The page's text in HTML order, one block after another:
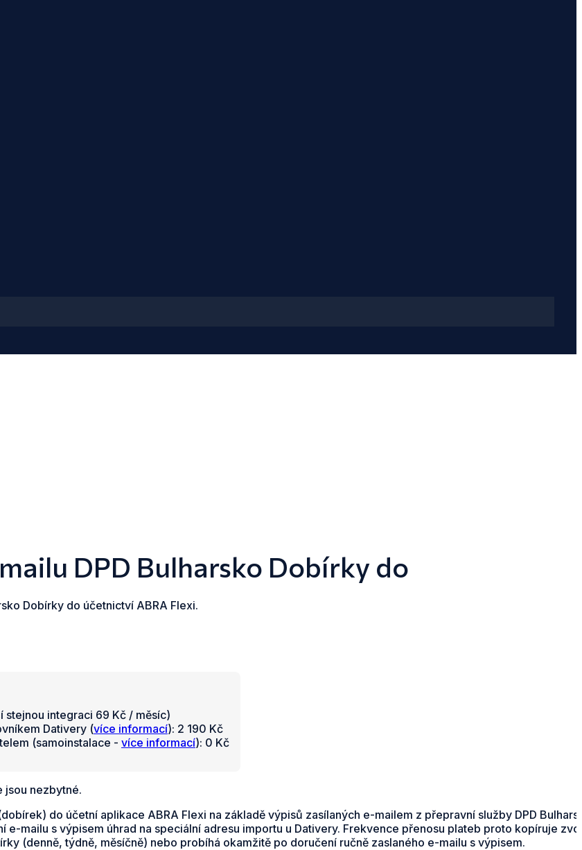
DPD Bulharsko Dobírky do
Dobírky do účetnictví ABRA Flexi.
stejnou integraci 69 Kč / měsíc)
Dativery (více informací): 2 190 Kč
(samoinstalace - více informací): 0 Kč
jsou nezbytné.
do účetní aplikace ABRA Flexi na základě výpisů zasílaných e-mailem z přepravní služby DPD
e-mailu s výpisem úhrad na speciální adresu importu u Dativery. Frekvence přenosu plateb proto kopíruje
(denně, týdně, měsíčně) nebo probíhá okamžitě po doručení ručně zaslaného e-mailu s výpisem.